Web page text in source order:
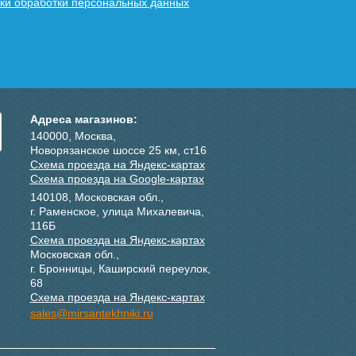
обработки персональных данных
Адреса магазинов:
140000, Москва,
Новорязанское шоссе 25 км, ст16
Схема проезда на Яндекс-картах
Схема проезда на Google-картах
140108, Московская обл.,
г. Раменское, улица Михалевича,
116Б
Схема проезда на Яндекс-картах
Московская обл.,
г. Бронницы, Каширский переулок,
68
Схема проезда на Яндекс-картах
sales@mirsantekhniki.ru